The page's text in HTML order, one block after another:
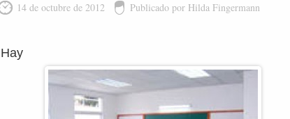
14 de octubre de 2012 Publicado por Hilda Fingermann
Hay